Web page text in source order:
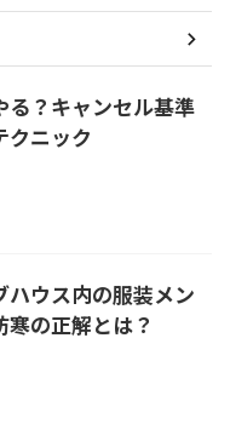
る？キャンセル基準
クニック
ハウス内の服装メン
の正解とは？